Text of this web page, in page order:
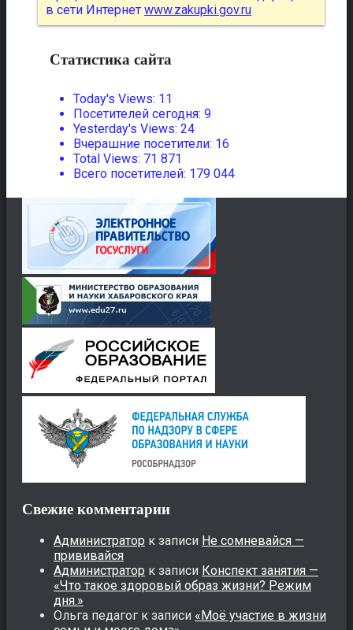
в сети Интернет www.zakupki.gov.ru
Статистика сайта
Today's Views: 11
Посетителей сегодня: 9
Yesterday's Views: 24
Вчерашние посетители: 16
Total Views: 71 871
Всего посетителей: 179 044
Свежие комментарии
Администратор к записи Не сомневайся —
прививайся
Администратор к записи Конспект занятия —
«Что такое здоровый образ жизни? Режим
дня.»
Ольга педагог к записи «Моё участие в жизни